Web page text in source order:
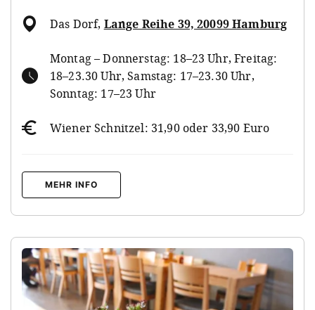
Das Dorf, Lange Reihe 39, 20099 Hamburg
Montag – Donnerstag: 18–23 Uhr, Freitag:
18–23.30 Uhr, Samstag: 17–23.30 Uhr,
Sonntag: 17–23 Uhr
Wiener Schnitzel: 31,90 oder 33,90 Euro
MEHR INFO